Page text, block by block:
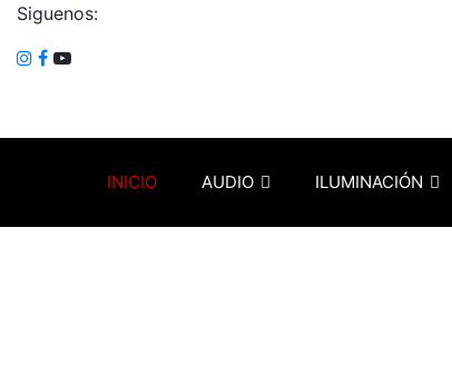
Siguenos:
INICIO AUDIO ILUMINACIÓN